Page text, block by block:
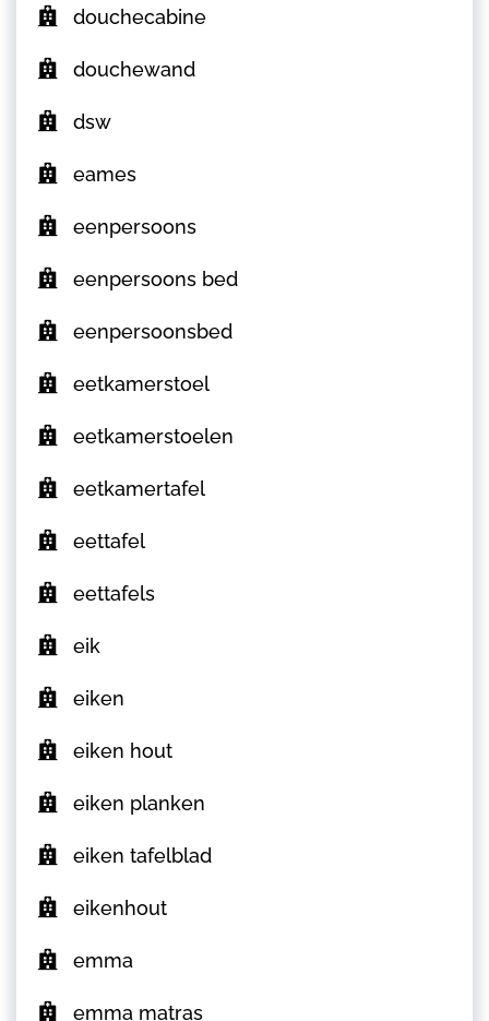
douchecabine
douchewand
dsw
eames
eenpersoons
eenpersoons bed
eenpersoonsbed
eetkamerstoel
eetkamerstoelen
eetkamertafel
eettafel
eettafels
eik
eiken
eiken hout
eiken planken
eiken tafelblad
eikenhout
emma
emma matras